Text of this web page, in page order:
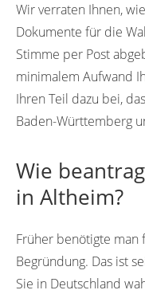
Wir verraten Ihnen,
Dokumente für die
Stimme per Post
minimalem Aufwand
Ihren Teil dazu bei,
Baden-Württemberg
Wie
in Altheim?
Früher benötigte
Begründung. Das ist
Sie in Deutschland